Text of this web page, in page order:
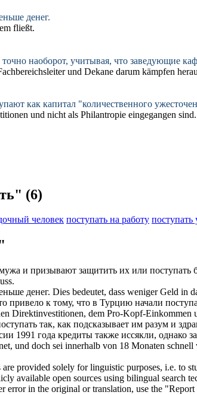
денег.
fließt.
точно наоборот, учитывая, что заведующие
und Dekane darum kämpfen
как капитал "количественного
und nicht als Philantropie eingegangen sind.
(6)
человек поступать на работу поступать
и призывают защитить их или поступать
денег. Dies bedeutet, dass weniger Geld in
привело к тому, что в Турцию начали
Direktinvestitionen, dem Pro-Kopf-Einkommen
так, как подсказывает им разум и
1991 года кредиты также иссякли, однако
und doch sei innerhalb von 18 Monaten
provided solely for linguistic purposes, i.e. to
available open sources using bilingual search
error in the original or translation, use the